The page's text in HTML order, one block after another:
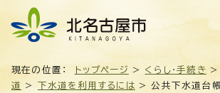
現在の位置： トップページ > くらし・手続き >
道
> 下水道を利用するには > 公共下水道台